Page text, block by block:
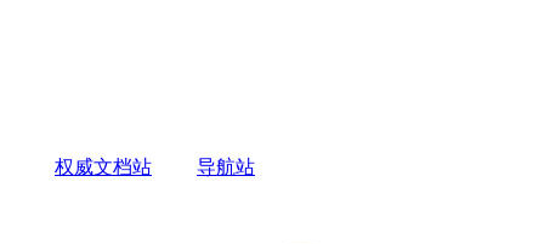
权威文档站 导航站